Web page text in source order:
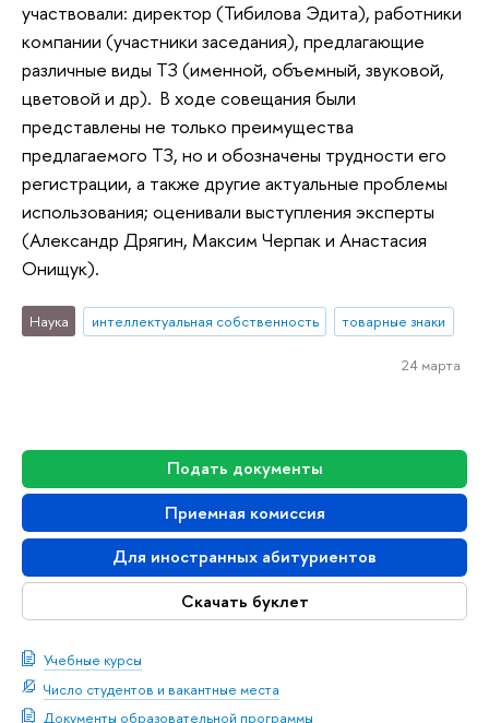
Подать документы
Приемная комиссия
Для иностранных абитуриентов
Скачать буклет
Учебные курсы
Число студентов и вакантные места
Документы образовательной программы
участвовали: директор (Тибилова Эдита), работники
компании (участники заседания), предлагающие
различные виды ТЗ (именной, объемный, звуковой,
цветовой и др). В ходе совещания были
представлены не только преимущества
предлагаемого ТЗ, но и обозначены трудности его
регистрации, а также другие актуальные проблемы
использования; оценивали выступления эксперты
(Александр Дрягин, Максим Черпак и Анастасия
Онищук).
Наука интеллектуальная собственность товарные знаки
24 марта